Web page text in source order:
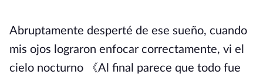
Abruptamente desperté de ese sueño, cuando
mis ojos lograron enfocar correctamente, vi el
cielo nocturno 《Al final parece que todo fue